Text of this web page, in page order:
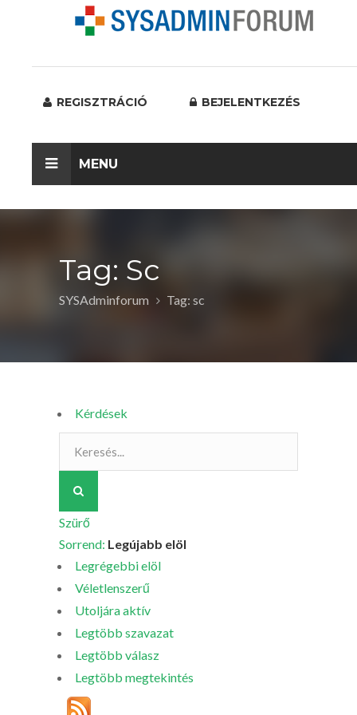
REGISZTRÁCIÓ BEJELENTKEZÉS
MENU
Tag: Sc
SYSAdminforum Tag: sc
Kérdések
Szürő
Sorrend: Legújabb elöl
Legrégebbi elöl
Véletlenszerű
Utoljára aktív
Legtöbb szavazat
Legtöbb válasz
Legtöbb megtekintés